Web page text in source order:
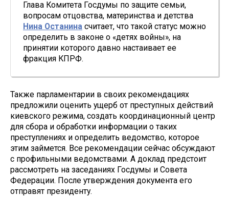
Глава Комитета Госдумы по защите семьи,
вопросам отцовства, материнства и детства
Нина Останина считает, что такой статус можно
определить в законе о «детях войны», на
принятии которого давно настаивает ее
фракция КПРФ.
Также парламентарии в своих рекомендациях
предложили оценить ущерб от преступных действий
киевского режима, создать координационный центр
для сбора и обработки информации о таких
преступлениях и определить ведомство, которое
этим займется. Все рекомендации сейчас обсуждают
с профильными ведомствами. А доклад предстоит
рассмотреть на заседаниях Госдумы и Совета
Федерации. После утверждения документа его
отправят президенту.